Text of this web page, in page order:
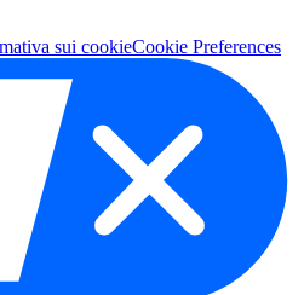
sui cookieCookie Preferences